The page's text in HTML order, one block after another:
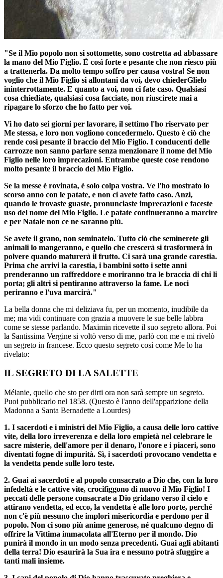
"Se il Mio popolo non si sottomette, sono costretta ad abbassare
la mano del Mio Figlio. È così forte e pesante che non riesco più
a trattenerla. Da molto tempo soffro per causa vostra! Se non
voglio che il Mio Figlio si allontani da voi, devo chiederGlielo
ininterrottamente. E quanto a voi, non ci fate caso. Qualsiasi
cosa chiediate, qualsiasi cosa facciate, non riuscirete mai a
ripagare lo sforzo che ho fatto per voi.
Vi ho dato sei giorni per lavorare, il settimo l'ho riservato per
Me stessa, e loro non vogliono concedermelo. Questo è ciò che
rende così pesante il braccio del Mio Figlio. I conducenti delle
carrozze non sanno parlare senza menzionare il nome del Mio
Figlio nelle loro imprecazioni. Entrambe queste cose rendono
molto pesante il braccio del Mio Figlio.
Se la messe è rovinata, è solo colpa vostra. Ve l'ho mostrato lo
scorso anno con le patate, e non ci avete fatto caso. Anzi,
quando le trovaste guaste, pronunciaste imprecazioni e faceste
uso del nome del Mio Figlio. Le patate continueranno a marcire
e per Natale non ce ne saranno più.
Se avete il grano, non seminatelo. Tutto ciò che seminerete gli
animali lo mangeranno, e quello che crescerà si trasformerà in
polvere quando maturerà il frutto. Ci sarà una grande carestia.
Prima che arrivi la carestia, i bambini sotto i sette anni
prenderanno un raffreddore e moriranno tra le braccia di chi li
porta; gli altri si pentiranno attraverso la fame. Le noci
periranno e l'uva marcirà."
La bella donna che mi deliziava fu, per un momento, inudibile da
me; ma vidi continuare con grazia a muovere le sue belle labbra
come se stesse parlando. Maximin ricevette il suo segreto allora. Poi
la Santissima Vergine si voltò verso di me, parlò con me e mi rivelò
un segreto in francese. Ecco questo segreto così come Me lo ha
rivelato:
IL SEGRETO DI LA SALETTE
Mélanie, quello che sto per dirti ora non sarà sempre un segreto.
Puoi pubblicarlo nel 1858. (Questo è l'anno dell'apparizione della
Madonna a Santa Bernadette a Lourdes)
1. I sacerdoti e i ministri del Mio Figlio, a causa delle loro cattive
vite, della loro irreverenza e della loro empietà nel celebrare le
sacre misterie, dell'amore per il denaro, l'onore e i piaceri, sono
diventati fogne di impurità. Sì, i sacerdoti provocano vendetta e
la vendetta pende sulle loro teste.
2. Guai ai sacerdoti e al popolo consacrato a Dio che, con la loro
infedeltà e le cattive vite, crocifiggono di nuovo il Mio Figlio! I
peccati delle persone consacrate a Dio gridano verso il cielo e
attirano vendetta, ed ecco, la vendetta è alle loro porte, perché
non c'è più nessuno che implori misericordia e perdono per il
popolo. Non ci sono più anime generose, né qualcuno degno di
offrire la Vittima immacolata all'Eterno per il mondo. Dio
punirà il mondo in un modo senza precedenti. Guai agli abitanti
della terra! Dio esaurirà la Sua ira e nessuno potrà sfuggire a
tanti mali insieme.